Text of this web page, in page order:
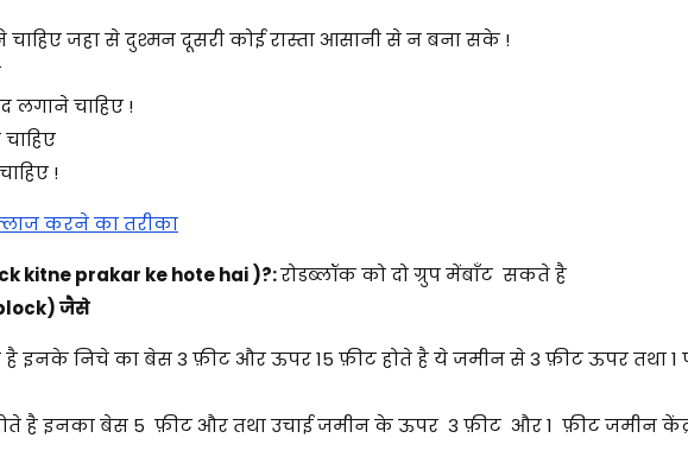
जहा से दुश्मन दूसरी कोई रास्ता आसानी से न बना सके !
चाहिए !
!
करने का तरीका
kitne prakar ke hote hai )?:रोडब्लॉक को दो ग्रुप मेंबाँट सकते है
जैसे
इनके निचे का बेस 3 फ़ीट और ऊपर 15 फ़ीट होते है ये जमीन से 3 फ़ीट ऊपर तथा 1
है इनका बेस 5 फ़ीट और तथा उचाई जमीन के ऊपर 3 फ़ीट और 1 फ़ीट जमीन